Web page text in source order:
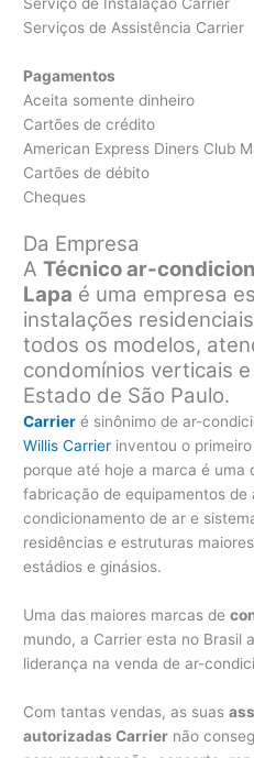
Serviços de Assistência Carrier
Pagamentos
Aceita somente dinheiro
Cartões de crédito
American Express Diners Club
Cartões de débito
Cheques
Da Empresa
ATécnico ar-
Lapa é uma empresa
instalações
todos os modelos,
condomínios verticais
Estado de São Paulo.
Carrier é sinônimo de ar-
Willis Carrier inventou o
porque até hoje a marca é uma
fabricação de equipamentos
condicionamento de ar e
residências e estruturas
estádios e ginásios.
Uma das maiores marcas de
mundo, a Carrier esta no Brasil
liderança na venda de ar-
Com tantas vendas, as suas
autorizadas Carrier não